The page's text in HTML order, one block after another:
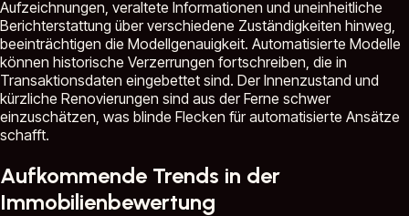
Aufzeichnungen, veraltete Informationen und uneinheitliche
Berichterstattung über verschiedene Zuständigkeiten hinweg,
beeinträchtigen die Modellgenauigkeit. Automatisierte Modelle
können historische Verzerrungen fortschreiben, die in
Transaktionsdaten eingebettet sind. Der Innenzustand und
kürzliche Renovierungen sind aus der Ferne schwer
einzuschätzen, was blinde Flecken für automatisierte Ansätze
schafft.
Aufkommende Trends in der
Immobilienbewertung